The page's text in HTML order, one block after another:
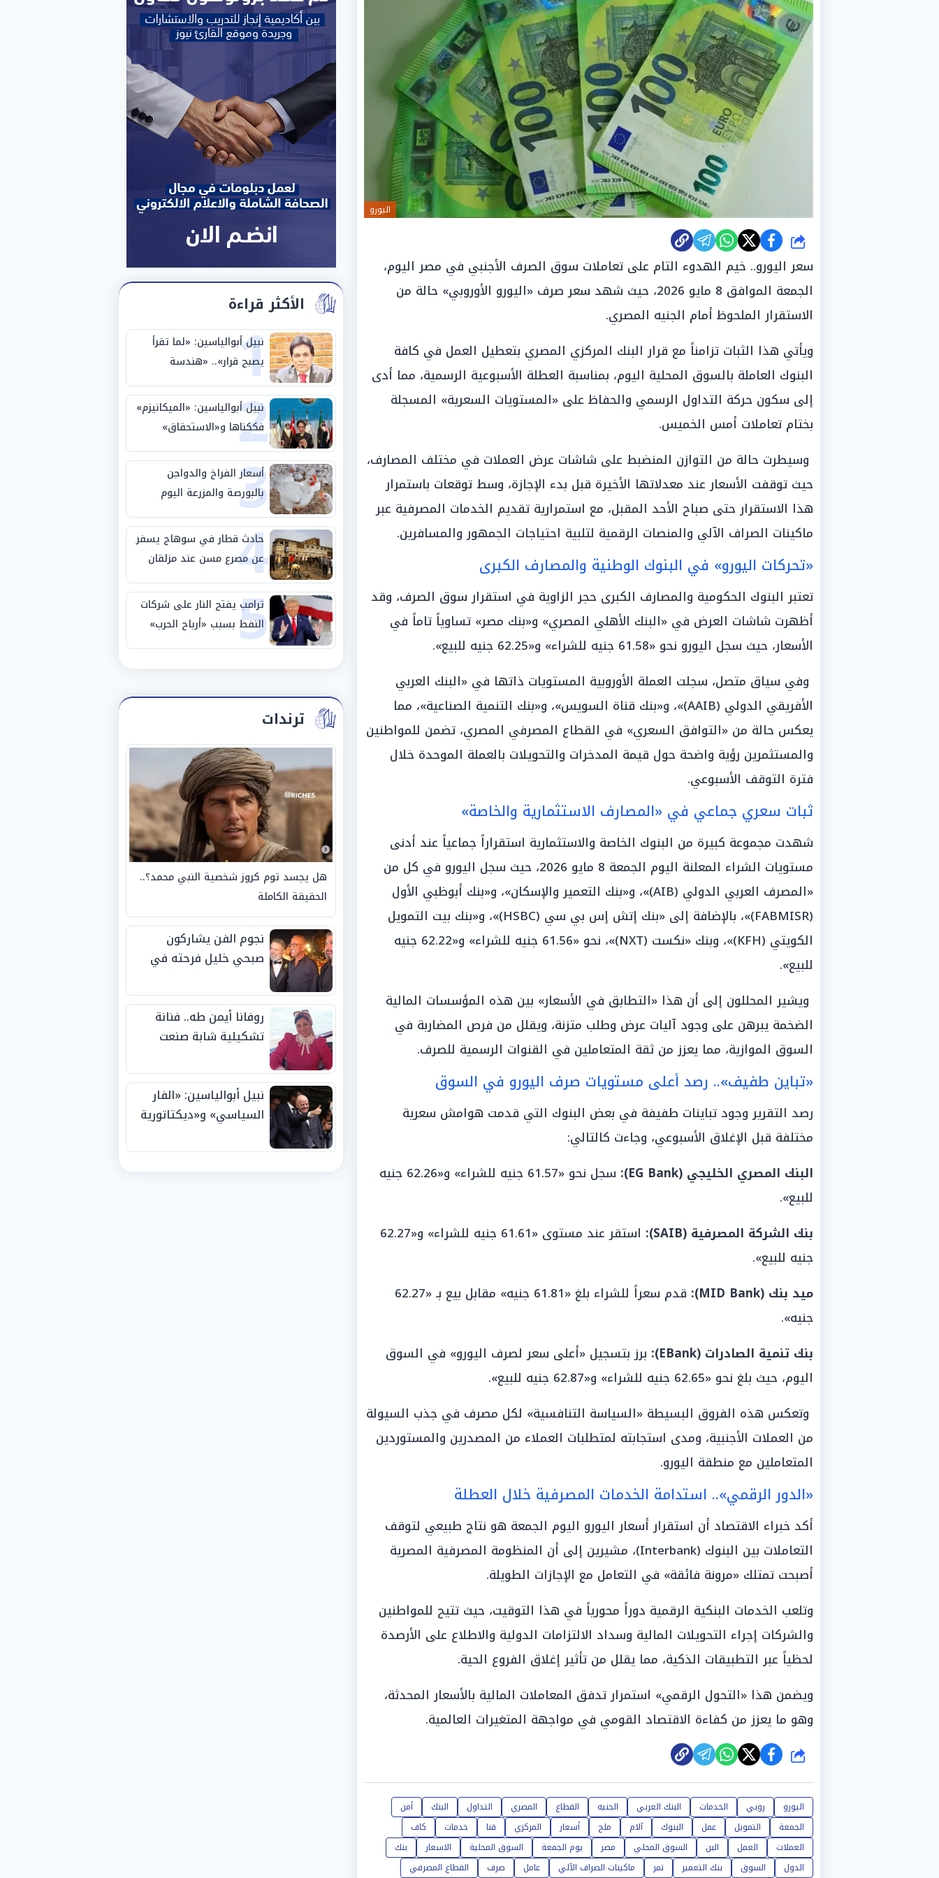
اليورو
شارك
سعر اليورو.. خيم الهدوء التام على تعاملات سوق الصرف الأجنبي في مصر اليوم،
الجمعة الموافق 8 مايو 2026، حيث شهد سعر صرف «اليورو الأوروبي» حالة من
الاستقرار الملحوظ أمام الجنيه المصري.
ويأتي هذا الثبات تزامناً مع قرار البنك المركزي المصري بتعطيل العمل في كافة
البنوك العاملة بالسوق المحلية اليوم، بمناسبة العطلة الأسبوعية الرسمية، مما أدى
إلى سكون حركة التداول الرسمي والحفاظ على «المستويات السعرية» المسجلة
بختام تعاملات أمس الخميس.
وسيطرت حالة من التوازن المنضبط على شاشات عرض العملات في مختلف المصارف،
حيث توقفت الأسعار عند معدلاتها الأخيرة قبل بدء الإجازة، وسط توقعات باستمرار
هذا الاستقرار حتى صباح الأحد المقبل، مع استمرارية تقديم الخدمات المصرفية عبر
ماكينات الصراف الآلي والمنصات الرقمية لتلبية احتياجات الجمهور والمسافرين.
«تحركات اليورو» في البنوك الوطنية والمصارف الكبرى
تعتبر البنوك الحكومية والمصارف الكبرى حجر الزاوية في استقرار سوق الصرف، وقد
أظهرت شاشات العرض في «البنك الأهلي المصري» و«بنك مصر» تساوياً تاماً في
الأسعار، حيث سجل اليورو نحو «61.58 جنيه للشراء» و«62.25 جنيه للبيع».
وفي سياق متصل، سجلت العملة الأوروبية المستويات ذاتها في «البنك العربي
الأفريقي الدولي (AAIB)»، و«بنك قناة السويس»، و«بنك التنمية الصناعية»، مما
يعكس حالة من «التوافق السعري» في القطاع المصرفي المصري، تضمن للمواطنين
والمستثمرين رؤية واضحة حول قيمة المدخرات والتحويلات بالعملة الموحدة خلال
فترة التوقف الأسبوعي.
ثبات سعري جماعي في «المصارف الاستثمارية والخاصة»
شهدت مجموعة كبيرة من البنوك الخاصة والاستثمارية استقراراً جماعياً عند أدنى
مستويات الشراء المعلنة اليوم الجمعة 8 مايو 2026، حيث سجل اليورو في كل من
«المصرف العربي الدولي (AIB)»، و«بنك التعمير والإسكان»، و«بنك أبوظبي الأول
(FABMISR)»، بالإضافة إلى «بنك إتش إس بي سي (HSBC)»، و«بنك بيت التمويل
الكويتي (KFH)»، وبنك «نكست (NXT)»، نحو «61.56 جنيه للشراء» و«62.22 جنيه
للبيع».
ويشير المحللون إلى أن هذا «التطابق في الأسعار» بين هذه المؤسسات المالية
الضخمة يبرهن على وجود آليات عرض وطلب متزنة، ويقلل من فرص المضاربة في
السوق الموازية، مما يعزز من ثقة المتعاملين في القنوات الرسمية للصرف.
«تباين طفيف».. رصد أعلى مستويات صرف اليورو في السوق
رصد التقرير وجود تباينات طفيفة في بعض البنوك التي قدمت هوامش سعرية
مختلفة قبل الإغلاق الأسبوعي، وجاءت كالتالي:
البنك المصري الخليجي (EG Bank):
سجل نحو «61.57 جنيه للشراء» و«62.26 جنيه
للبيع».
بنك الشركة المصرفية (SAIB):
استقر عند مستوى «61.61 جنيه للشراء» و«62.27
جنيه للبيع».
ميد بنك (MID Bank):
قدم سعراً للشراء بلغ «61.81 جنيه» مقابل بيع بـ «62.27
جنيه».
بنك تنمية الصادرات (EBank):
برز بتسجيل «أعلى سعر لصرف اليورو» في السوق
اليوم، حيث بلغ نحو «62.65 جنيه للشراء» و«62.87 جنيه للبيع».
وتعكس هذه الفروق البسيطة «السياسة التنافسية» لكل مصرف في جذب السيولة
من العملات الأجنبية، ومدى استجابته لمتطلبات العملاء من المصدرين والمستوردين
المتعاملين مع منطقة اليورو.
«الدور الرقمي».. استدامة الخدمات المصرفية خلال العطلة
أكد خبراء الاقتصاد أن استقرار أسعار اليورو اليوم الجمعة هو نتاج طبيعي لتوقف
التعاملات بين البنوك (Interbank)، مشيرين إلى أن المنظومة المصرفية المصرية
أصبحت تمتلك «مرونة فائقة» في التعامل مع الإجازات الطويلة.
وتلعب الخدمات البنكية الرقمية دوراً محورياً في هذا التوقيت، حيث تتيح للمواطنين
والشركات إجراء التحويلات المالية وسداد الالتزامات الدولية والاطلاع على الأرصدة
لحظياً عبر التطبيقات الذكية، مما يقلل من تأثير إغلاق الفروع الحية.
ويضمن هذا «التحول الرقمي» استمرار تدفق المعاملات المالية بالأسعار المحدثة،
وهو ما يعزز من كفاءة الاقتصاد القومي في مواجهة المتغيرات العالمية.
شارك
اليورو روبي الخدمات البنك العربي الجنيه القطاع المصري التداول البنك
أمن
الجمعة
التمويل عمل البنوك آلام ملح أسعار المركزي قنا خدمات
كاف
العملات
العمل البن السوق المحلي مصر يوم الجمعة السوق المحلية الاسعار
بنك
الدول
السوق بنك التعمير تمر ماكينات الصراف الآلي عامل صرف القطاع المصرفي
الأكثر قراءة
1
نبيل أبوالياسين: «لما تقرأ
يصبح قرار».. «هندسة
الاستثمار السيادي» بين «ربط
الجيب بالوطن» و«سيادة
الكلمة»
2
نبيل أبوالياسين: «الميكانيزم»
فككناها و«الاستحقاق»
حتمية.. «تفعيل الإرادة»
مهمة الجامعة العربية
3
أسعار الفراخ والدواجن
بالبورصة والمزرعة اليوم
الثلاثاء 4-8-2026
4
حادث قطار في سوهاج يسفر
عن مصرع مسن عند مزلقان
المراغة
5
ترامب يفتح النار على شركات
النفط بسبب «أرباح الحرب»
ترندات
هل يجسد توم كروز شخصية النبي محمد؟..
الحقيقة الكاملة
نجوم الفن يشاركون
صبحي خليل فرحته في
روفانا أيمن طه.. فنانة
تشكيلية شابة صنعت
الجوائز منذ الصغر
نبيل أبوالياسين: «الفار
السياسي» و«ديكتاتورية
الفيفا».. وإقالة